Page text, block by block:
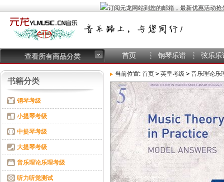
查看所有商品分类 首页 钢琴乐谱 弦乐乐
书籍分类
钢琴考级
小提琴考级
中提琴考级
大提琴考级
音乐理论乐理考级
听力听觉测试
当前位置: 首页 > 英皇考级 > 音乐理论乐
版）